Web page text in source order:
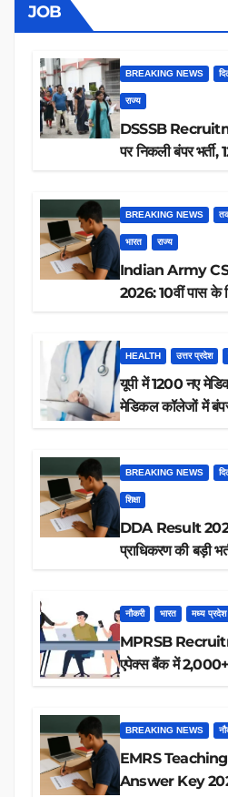
JOB
BREAKING NEWS
राज्य
DSSSB
पर निकली बंपर
BREAKING NEWS
भारत राज्य
Indian Army
2026: 10वीं पास के
HEALTH उत्तर प्रदेश
यूपी में 1200 नए
मेडिकल कॉलेजों में
BREAKING NEWS
शिक्षा
DDA Result 2026
प्राधिकरण की बड़ी
नौकरी भारत मध्य प्रदेश
MPRSB
एपेक्स बैंक में
BREAKING NEWS
EMRS
Answer Key